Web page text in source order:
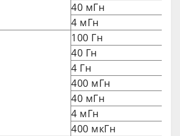
40 мГн
4 мГн
100 Гн
40 Гн
4 Гн
400 мГн
40 мГн
4 мГн
400 мкГн